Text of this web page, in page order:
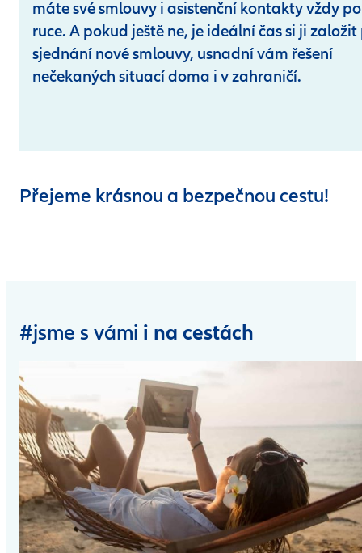
máte své smlouvy i asistenční kontakty vždy po
ruce. A pokud ještě ne, je ideální čas si ji založit
sjednání nové smlouvy, usnadní vám řešení
nečekaných situací doma i v zahraničí.
Přejeme krásnou a bezpečnou cestu!
#jsme s vámi i na cestách